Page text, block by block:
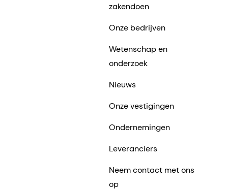
zakendoen
Onze bedrijven
Wetenschap en
onderzoek
Nieuws
Onze vestigingen
Ondernemingen
Leveranciers
Neem contact met ons
op